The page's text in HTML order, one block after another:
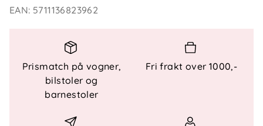
med motiver som gir et mykt og barnevennlig
som skjermer barnets hud mot solen, og gjør
plagget godt egnet til lange dager på stranden eller
ved bassenget.
Teknisk informasjon
Produkttype: Badedrakt
EAN: 5711136823962
Prismatch på vogner,
bilstoler og
barnestoler
Fri frakt over 1000,-